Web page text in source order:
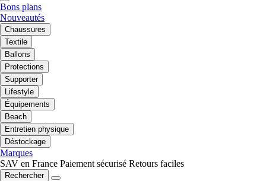
Bons plans
Nouveautés
Chaussures
Textile
Ballons
Protections
Supporter
Lifestyle
Équipements
Beach
Entretien physique
Déstockage
Marques
SAV en France Paiement sécurisé Retours faciles
Rechercher